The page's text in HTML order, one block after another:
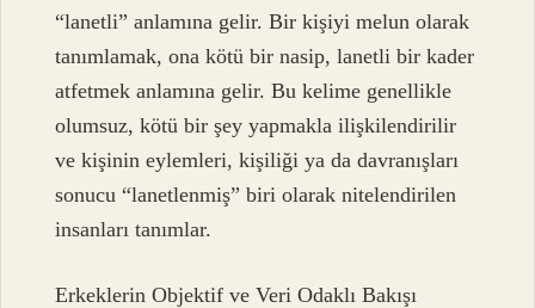
“lanetli” anlamına gelir. Bir kişiyi melun olarak
tanımlamak, ona kötü bir nasip, lanetli bir kader
atfetmek anlamına gelir. Bu kelime genellikle
olumsuz, kötü bir şey yapmakla ilişkilendirilir
ve kişinin eylemleri, kişiliği ya da davranışları
sonucu “lanetlenmiş” biri olarak nitelendirilen
insanları tanımlar.
Erkeklerin Objektif ve Veri Odaklı Bakışı